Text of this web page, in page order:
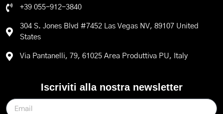
+39 055-912-3840
304 S. Jones Blvd #7452 Las Vegas NV, 89107 United
States
Via Pantanelli, 79, 61025 Area Produttiva PU, Italy
Iscriviti alla nostra newsletter